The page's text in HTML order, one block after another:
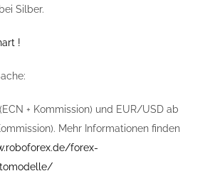
Silber.
!
+ Kommission) und EUR/USD ab
Mehr Informationen finden
forex-